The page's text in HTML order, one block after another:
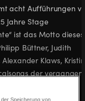
der Speicherung von